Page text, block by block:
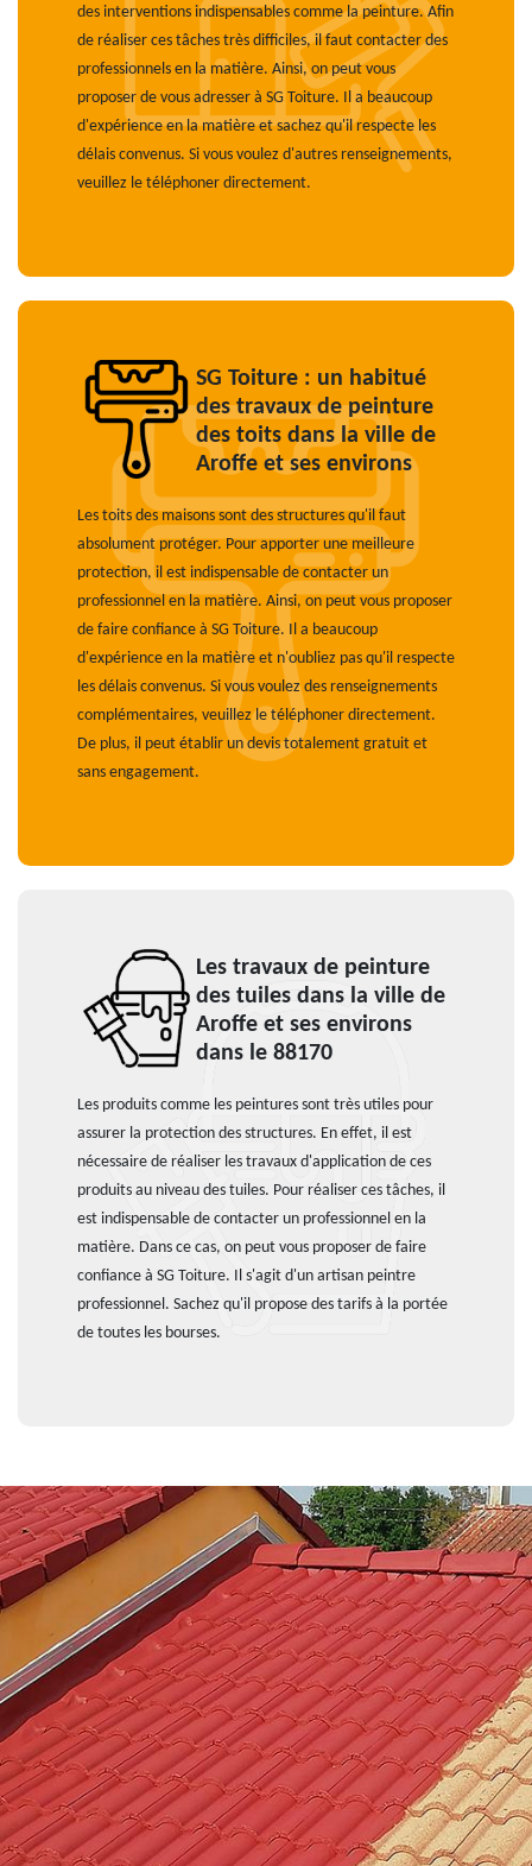
des interventions indispensables comme la peinture. Afin
de réaliser ces tâches très difficiles, il faut contacter des
professionnels en la matière. Ainsi, on peut vous
proposer de vous adresser à SG Toiture. Il a beaucoup
d'expérience en la matière et sachez qu'il respecte les
délais convenus. Si vous voulez d'autres renseignements,
veuillez le téléphoner directement.
SG Toiture : un habitué
des travaux de peinture
des toits dans la ville de
Aroffe et ses environs
Les toits des maisons sont des structures qu'il faut
absolument protéger. Pour apporter une meilleure
protection, il est indispensable de contacter un
professionnel en la matière. Ainsi, on peut vous proposer
de faire confiance à SG Toiture. Il a beaucoup
d'expérience en la matière et n'oubliez pas qu'il respecte
les délais convenus. Si vous voulez des renseignements
complémentaires, veuillez le téléphoner directement.
De plus, il peut établir un devis totalement gratuit et
sans engagement.
Les travaux de peinture
des tuiles dans la ville de
Aroffe et ses environs
dans le 88170
Les produits comme les peintures sont très utiles pour
assurer la protection des structures. En effet, il est
nécessaire de réaliser les travaux d'application de ces
produits au niveau des tuiles. Pour réaliser ces tâches, il
est indispensable de contacter un professionnel en la
matière. Dans ce cas, on peut vous proposer de faire
confiance à SG Toiture. Il s'agit d'un artisan peintre
professionnel. Sachez qu'il propose des tarifs à la portée
de toutes les bourses.